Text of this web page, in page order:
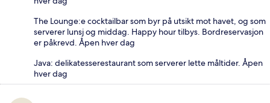
The Lounge:e cocktailbar som byr på utsikt mot havet, og som
serverer lunsj og middag. Happy hour tilbys. Bordreservasjon
er påkrevd. Åpen hver dag
Java: delikatesserestaurant som serverer lette måltider. Åpen
hver dag